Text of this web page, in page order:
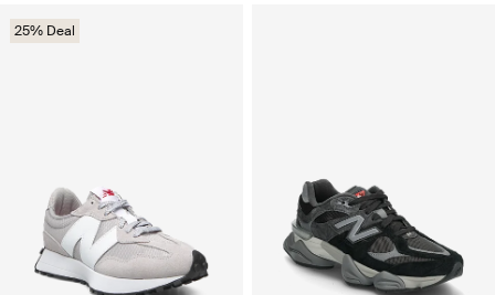
25% Deal